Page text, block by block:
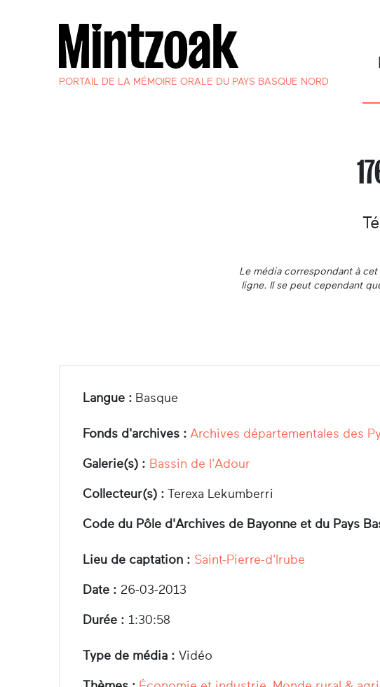
PORTAIL DE LA MÉMOIRE ORALE DU PAYS BASQUE NORD
Le média correspondant à
ligne. Il se peut cependant
Langue : Basque
Fonds d'archives : Archives départementales des
Galerie(s) : Bassin de l'Adour
Collecteur(s) : Terexa Lekumberri
Code du Pôle d'Archives de Bayonne et du Pays
Lieu de captation : Saint-Pierre-d'Irube
Date : 26-03-2013
Durée : 1:30:58
Type de média : Vidéo